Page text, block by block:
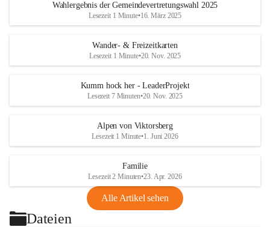
Wahlergebnis der Gemeindevertretungswahl 2025
Lesezeit 1 Minute•16. März 2025
Wander- & Freizeitkarten
Lesezeit 1 Minute•20. Nov. 2025
Kumm hock her - LeaderProjekt
Lesezeit 7 Minuten•20. Nov. 2025
Alpen von Viktorsberg
Lesezeit 1 Minute•1. Juni 2026
Familie
Lesezeit 2 Minuten•23. Apr. 2026
Alle Artikel sehen
Dateien